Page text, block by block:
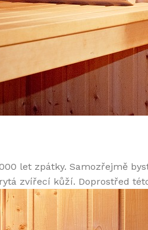
let zpátky. Samozřejmě
zvířecí kůží. Doprostřed